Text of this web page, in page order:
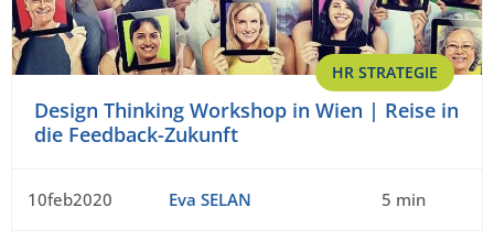
HR STRATEGIE
Design Thinking Workshop in Wien | Reise in
die Feedback-Zukunft
10feb2020 Eva SELAN 5 min